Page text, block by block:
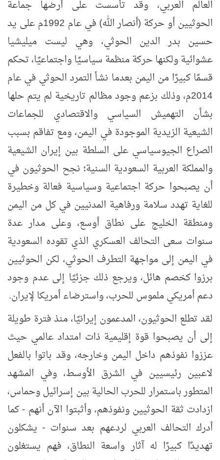
العالم العربي، وقد تأسست على أرضها جماعة
الحوثيين أو حركة (أنصار الله) في عام 1992م على يد
حسين بدر الدين الحوثي، وهي ليست ميليشيا
عشوائية ولكنها حركة منظمة سياسيًا واجتماعيًا، تحكم
قسمًا كبيرًا من اليمن بعدما نشأ التمرد الحوثي في عام
2014م، وذلك بزعم وجود مظالم تاريخية لم يتم حلها
بشأن التهميش السياسي والاقتصادي للجماعات
الشيعية الزيدية الموجودة في اليمن، ومع تفاقم بسبب
الصراع الجيوسياسي على السلطة بين إيران الشيعية
والمملكة العربية السعودية السنية؛ نجح الحوثيون في
أن يصبحوا حركة اجتماعية وسياسية فعالة وخطيرة
للغاية تهدد سلامة ورفاهية المدنيين في كل من اليمن
ومنطقة الخليج على نطاق أوسع، وعلى مدار عدة
سنوات سعى التحالف العسكري الذي تقوده السعودية
في اليمن إلى مواجهة التطرف الحوثي، لكن الحوثيين
برزوا كخصم هائل، ويرجع ذلك جزئيًا إلى عدم وجود
دعم أمريكي ملموس للحرب، واسترضاء أمريكا لإيران.
لقدتطلع الحوثيون، المدعمون إيرانيًا، منذ فترة طويلة
إلى أن يصبحوا قوة إقليمية ذات امتداد عالمي حيث
عززوا نفوذهم داخل اليمن وخارجه، وقد باتوا بالفعل
لاعبين رئيسيين في الشرق الأوسط، وفي المشهد
المتطور باستمرار للحرب الحالية بين إسرائيل وحماس،
ازدادت ثقة الحوثيين ونفوذهم، وأثبتوا الآن أنهم - كما
أدرك التحالف العربي لردعهم بعد سنوات - يشكلون
تهديدًا كبيرًا له آثار واسعة النطاق، فهم يستغلون